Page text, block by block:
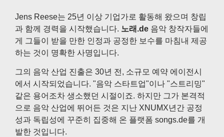
Jens Reese는 25년 이상 기업가로 활동해 왔으며 창립
과 함께 경력을 시작했습니다. 노래.de 음악 창작자들에
게 그들이 받을 만한 인정과 공정한 보수를 마침내 제공
하는 것이 명확한 사명입니다.
그의 음악 산업 진출은 30년 전, 소규모 예약 에이전시
에서 시작되었습니다. "음악 스타트업"이나 "스트리밍"
같은 용어조차 생소했던 시절이죠. 하지만 그가 본격적
으로 음악 산업에 뛰어든 것은 지난 XNUMX년간 공정
성과 독립성에 꾸준히 집중해 온 플랫폼 songs.de를 개
발한 것입니다.